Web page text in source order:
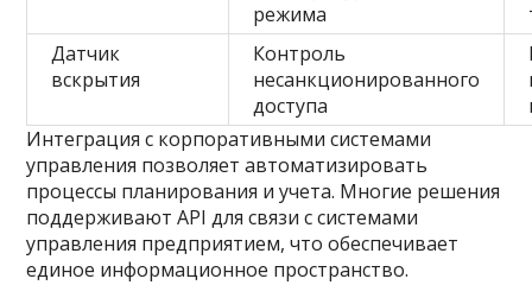
режима
Датчик
вскрытия
Контроль
несанкционированного
доступа
Интеграция с корпоративными системами
управления позволяет автоматизировать
процессы планирования и учета. Многие решения
поддерживают API для связи с системами
управления предприятием, что обеспечивает
единое информационное пространство.